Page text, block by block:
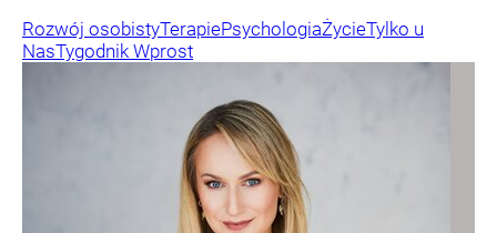
Rozwój osobistyTerapiePsychologiaŻycieTylko u
NasTygodnik Wprost